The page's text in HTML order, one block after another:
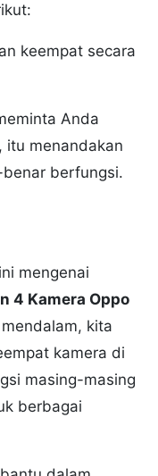
keempat secara
Anda
itu menandakan
berfungsi.
mengenai
4 Kamera Oppo
kita
kamera di
masing-masing
berbagai